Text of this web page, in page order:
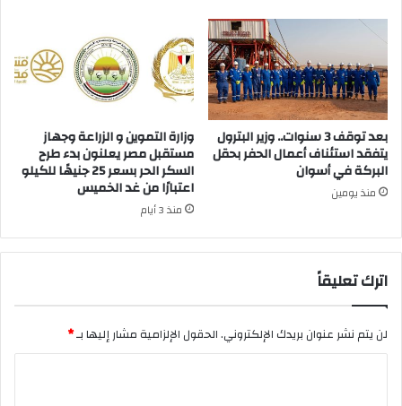
بعد توقف 3 سنوات.. وزير البترول
يتفقد استئناف أعمال الحفر بحقل
البركة في أسوان
منذ يومين
وزارة التموين و الزراعة وجهاز
مستقبل مصر يعلنون بدء طرح
السكر الحر بسعر 25 جنيهًا للكيلو
اعتبارًا من غد الخميس
منذ 3 أيام
اترك تعليقاً
لن يتم نشر عنوان بريدك الإلكتروني.الحقول الإلزامية مشار إليها بـ*